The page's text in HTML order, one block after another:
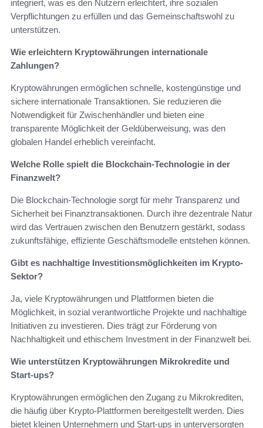
integriert, was es den Nutzern erleichtert, ihre sozialen
Verpflichtungen zu erfüllen und das Gemeinschaftswohl zu
unterstützen.
Wie erleichtern Kryptowährungen internationale
Zahlungen?
Kryptowährungen ermöglichen schnelle, kostengünstige und
sichere internationale Transaktionen. Sie reduzieren die
Notwendigkeit für Zwischenhändler und bieten eine
transparente Möglichkeit der Geldüberweisung, was den
globalen Handel erheblich vereinfacht.
Welche Rolle spielt die Blockchain-Technologie in der
Finanzwelt?
Die Blockchain-Technologie sorgt für mehr Transparenz und
Sicherheit bei Finanztransaktionen. Durch ihre dezentrale Natur
wird das Vertrauen zwischen den Benutzern gestärkt, sodass
zukunftsfähige, effiziente Geschäftsmodelle entstehen können.
Gibt es nachhaltige Investitionsmöglichkeiten im Krypto-
Sektor?
Ja, viele Kryptowährungen und Plattformen bieten die
Möglichkeit, in sozial verantwortliche Projekte und nachhaltige
Initiativen zu investieren. Dies trägt zur Förderung von
Nachhaltigkeit und ethischem Investment in der Finanzwelt bei.
Wie unterstützen Kryptowährungen Mikrokredite und
Start-ups?
Kryptowährungen ermöglichen den Zugang zu Mikrokrediten,
die häufig über Krypto-Plattformen bereitgestellt werden. Dies
bietet kleinen Unternehmern und Start-ups in unterversorgten